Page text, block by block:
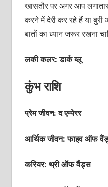
खासतौर पर अगर आप
करने में देरी कर रहे हैं या
बातों का ध्‍यान जरूर रखना
लकी कलर: डार्क ब्‍लू
कुंभ राशि
प्रेम जीवन: द एम्‍पेरर
आर्थिक जीवन: फाइव ऑफ
करियर: थ्री ऑफ वैंड्स